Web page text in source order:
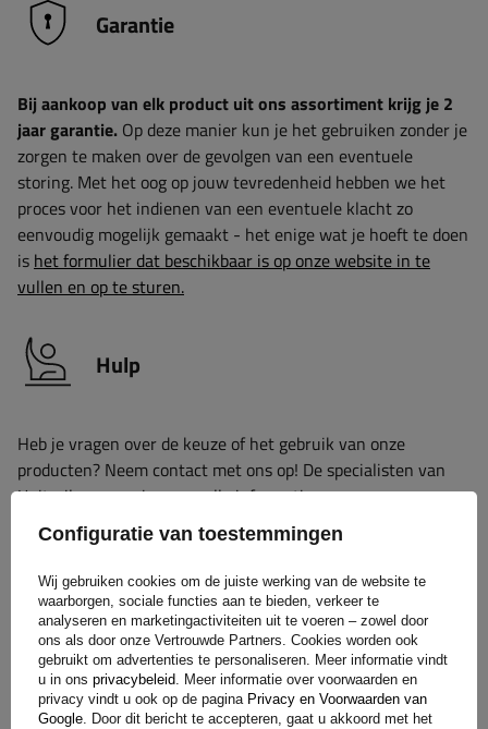
Garantie
Bij aankoop van elk product uit ons assortiment krijg je 2
jaar garantie. Op deze manier kun je het gebruiken zonder je
zorgen te maken over de gevolgen van een eventuele
storing. Met het oog op jouw tevredenheid hebben we het
proces voor het indienen van een eventuele klacht zo
eenvoudig mogelijk gemaakt - het enige wat je hoeft te doen
is het formulier dat beschikbaar is op onze website in te
vullen en op te sturen.
Hulp
Heb je vragen over de keuze of het gebruik van onze
producten? Neem contact met ons op! De specialisten van
Unitrailer geven je graag alle informatie.
+31 30 3100444 unitrailer@utrailer.nl
Specificaties
Configuratie van toestemmingen
Wij gebruiken cookies om de juiste werking van de website te
waarborgen, sociale functies aan te bieden, verkeer te
analyseren en marketingactiviteiten uit te voeren – zowel door
ons als door onze Vertrouwde Partners. Cookies worden ook
gebruikt om advertenties te personaliseren. Meer informatie vindt
u in ons privacybeleid. Meer informatie over voorwaarden en
privacy vindt u ook op de pagina Privacy en Voorwaarden van
Google. Door dit bericht te accepteren, gaat u akkoord met het